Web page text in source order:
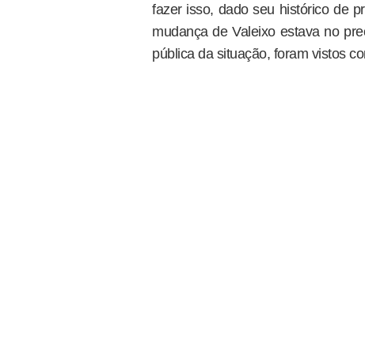
fazer isso, dado seu histórico de
mudança de Valeixo estava no
pública da situação, foram vistos